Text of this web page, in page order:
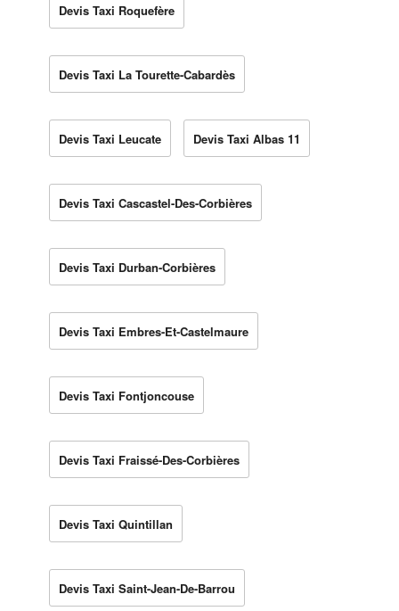
Devis Taxi Roquefère
Devis Taxi La Tourette-Cabardès
Devis Taxi Leucate Devis Taxi Albas 11
Devis Taxi Cascastel-Des-Corbières
Devis Taxi Durban-Corbières
Devis Taxi Embres-Et-Castelmaure
Devis Taxi Fontjoncouse
Devis Taxi Fraissé-Des-Corbières
Devis Taxi Quintillan
Devis Taxi Saint-Jean-De-Barrou